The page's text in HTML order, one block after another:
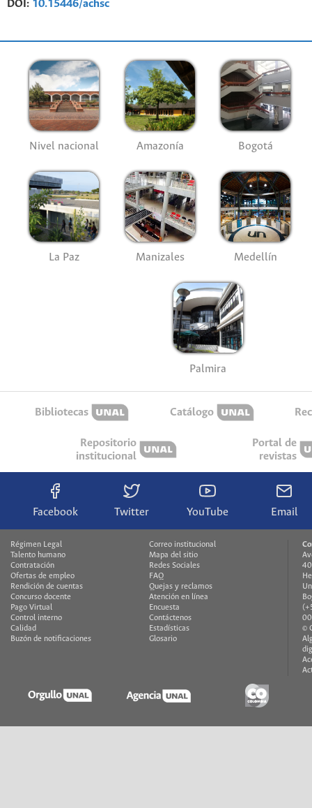
DOI: 10.15446/achsc
Nivel nacional Amazonía Bogotá
La Paz Manizales Medellín
Palmira
Bibliotecas Catálogo
Repositorio
institucional
Portal de
revistas
Facebook Twitter YouTube Email
Régimen Legal
Talento humano
Contratación
Ofertas de empleo
Rendición de cuentas
Concurso docente
Pago Virtual
Control interno
Calidad
Buzón de notificaciones
Correo institucional
Mapa del sitio
Redes Sociales
FAQ
Quejas y reclamos
Atención en línea
Encuesta
Contáctenos
Estadísticas
Glosario
©